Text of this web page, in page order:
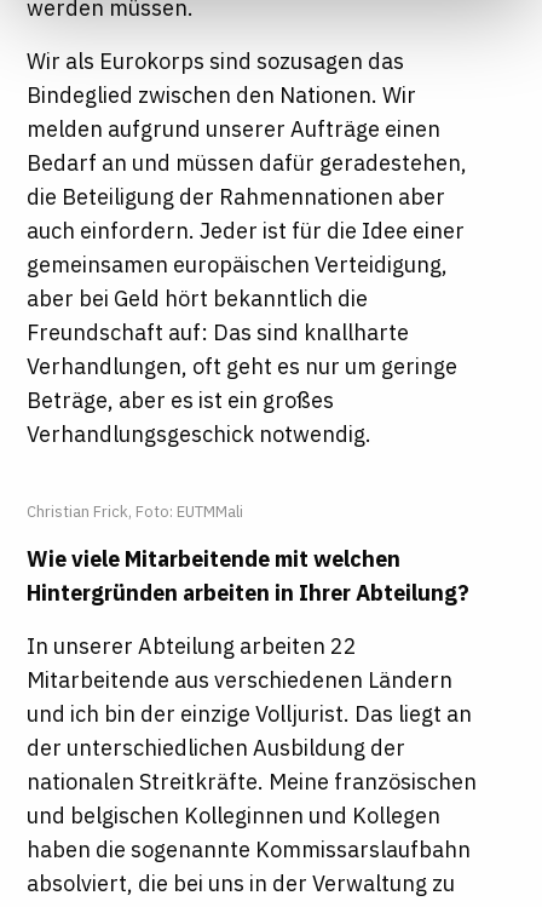
Informationen finden Sie in unseren
werden müssen.
Wir als Eurokorps sind sozusagen das
Bindeglied zwischen den Nationen. Wir
melden aufgrund unserer Aufträge einen
Bedarf an und müssen dafür geradestehen,
die Beteiligung der Rahmennationen aber
auch einfordern. Jeder ist für die Idee einer
gemeinsamen europäischen Verteidigung,
aber bei Geld hört bekanntlich die
Freundschaft auf: Das sind knallharte
Verhandlungen, oft geht es nur um geringe
Beträge, aber es ist ein großes
Verhandlungsgeschick notwendig.
Christian Frick, Foto: EUTMMali
Wie viele Mitarbeitende mit welchen
Hintergründen arbeiten in Ihrer Abteilung?
In unserer Abteilung arbeiten 22
Mitarbeitende aus verschiedenen Ländern
und ich bin der einzige Volljurist. Das liegt an
der unterschiedlichen Ausbildung der
nationalen Streitkräfte. Meine französischen
und belgischen Kolleginnen und Kollegen
haben die sogenannte Kommissarslaufbahn
absolviert, die bei uns in der Verwaltung zu